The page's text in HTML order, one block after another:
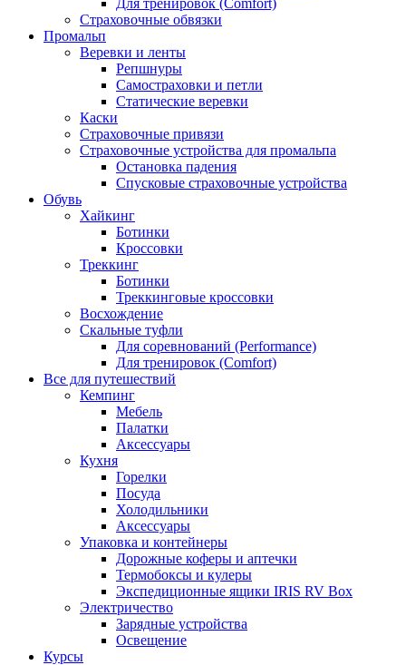
Для тренировок (Comfort)
Страховочные обвязки
Промальп
Веревки и ленты
Репшнуры
Самостраховки и петли
Статические веревки
Каски
Страховочные привязи
Страховочные устройства для промальпа
Остановка падения
Спусковые страховочные устройства
Обувь
Хайкинг
Ботинки
Кроссовки
Треккинг
Ботинки
Треккинговые кроссовки
Восхождение
Скальные туфли
Для соревнований (Performance)
Для тренировок (Comfort)
Все для путешествий
Кемпинг
Мебель
Палатки
Аксессуары
Кухня
Горелки
Посуда
Холодильники
Аксессуары
Упаковка и контейнеры
Дорожные коферы и аптечки
Термобоксы и кулеры
Экспедиционные ящики IRIS RV Box
Электричество
Зарядные устройства
Освещение
Курсы